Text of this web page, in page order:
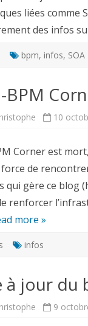
liées comme
des infos
bpm, infos, SOA
BPM
10
Corner est
de
qui gère ce blog
renforcer
more »
infos
à jour du
9